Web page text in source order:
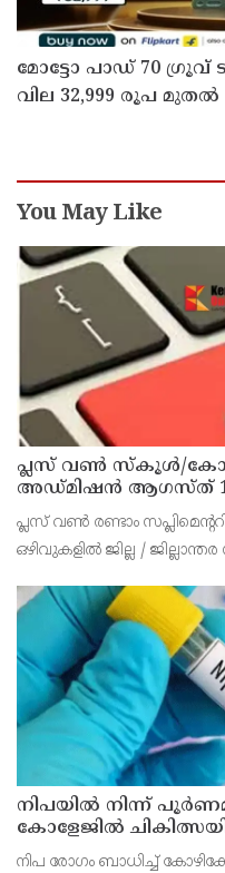
മോട്ടോ പാഡ് 70 ഗ്രൂവ്
വില 32,999 രൂപ മുതൽ
You May Like
പ്ലസ് വൺ സ്‌കൂൾ/
അഡ്മിഷൻ ആഗസ്ത്
പ്ലസ് വൺ രണ്ടാം
ഒഴിവുകളിൽ ജില്ല /
വൈകിട്ട് 4 മണി വരെ
നിപയിൽ നിന്ന്
കോളേജിൽ
മടങ്ങി
നിപ രോഗം ബാധിച്ച്